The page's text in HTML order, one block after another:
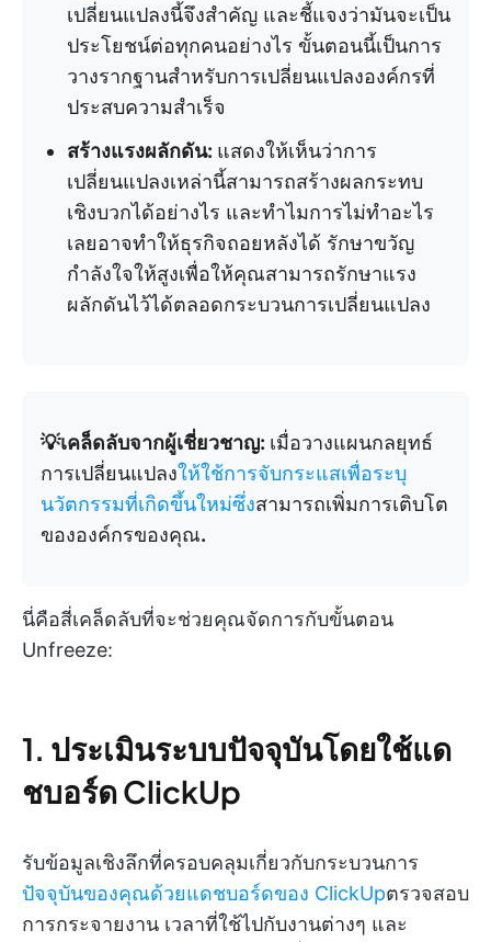
เปลี่ยนแปลงนี้จึงสำคัญ และชี้แจงว่ามันจะเป็น
ประโยชน์ต่อทุกคนอย่างไร ขั้นตอนนี้เป็นการ
วางรากฐานสำหรับการเปลี่ยนแปลงองค์กรที่
ประสบความสำเร็จ
สร้างแรงผลักดัน: แสดงให้เห็นว่าการ
เปลี่ยนแปลงเหล่านี้สามารถสร้างผลกระทบ
เชิงบวกได้อย่างไร และทำไมการไม่ทำอะไร
เลยอาจทำให้ธุรกิจถอยหลังได้ รักษาขวัญ
กำลังใจให้สูงเพื่อให้คุณสามารถรักษาแรง
ผลักดันไว้ได้ตลอดกระบวนการเปลี่ยนแปลง
💡เคล็ดลับจากผู้เชี่ยวชาญ: เมื่อวางแผนกลยุทธ์
การเปลี่ยนแปลงให้ใช้การจับกระแสเพื่อระบุ
นวัตกรรมที่เกิดขึ้นใหม่ซึ่งสามารถเพิ่มการเติบโต
ขององค์กรของคุณ.
นี่คือสี่เคล็ดลับที่จะช่วยคุณจัดการกับขั้นตอน
Unfreeze:
1. ประเมินระบบปัจจุบันโดยใช้แด
ชบอร์ด ClickUp
รับข้อมูลเชิงลึกที่ครอบคลุมเกี่ยวกับกระบวนการ
ปัจจุบันของคุณด้วยแดชบอร์ดของ ClickUpตรวจสอบ
การกระจายงาน เวลาที่ใช้ไปกับงานต่างๆ และ